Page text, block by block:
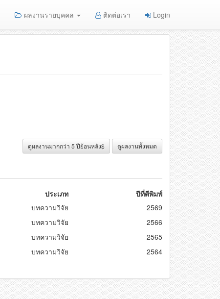
ผลงานรายบุคคล ติดต่อเรา Login
ดูผลงานมากกว่า 5 ปีย้อนหลัง$ ดูผลงานทั้งหมด
ประเภท
ปีที่ตีพิมพ์
บทความวิจัย
2569
บทความวิจัย
2566
บทความวิจัย
2565
บทความวิจัย 2564